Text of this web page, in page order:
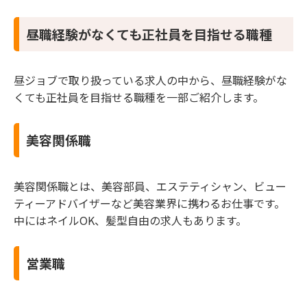
昼職経験がなくても正社員を目指せる職種
昼ジョブで取り扱っている求人の中から、昼職経験がな
くても正社員を目指せる職種を一部ご紹介します。
美容関係職
美容関係職とは、美容部員、エステティシャン、ビュー
ティーアドバイザーなど美容業界に携わるお仕事です。
中にはネイルOK、髪型自由の求人もあります。
営業職